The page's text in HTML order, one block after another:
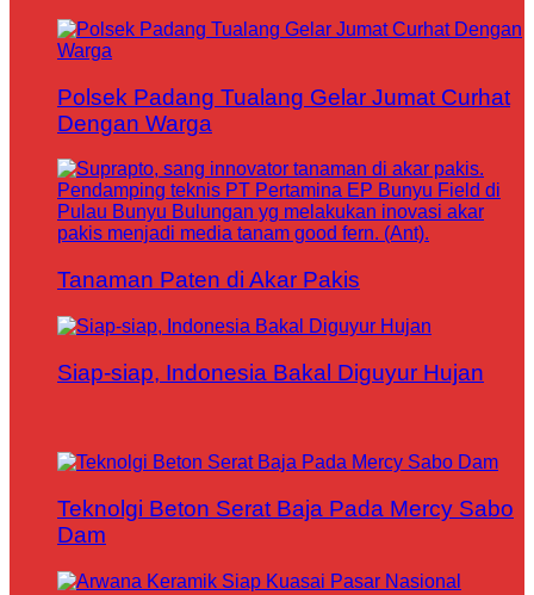
Polsek Padang Tualang Gelar Jumat Curhat
Dengan Warga
Tanaman Paten di Akar Pakis
Siap-siap, Indonesia Bakal Diguyur Hujan
Teknolgi Beton Serat Baja Pada Mercy Sabo
Dam